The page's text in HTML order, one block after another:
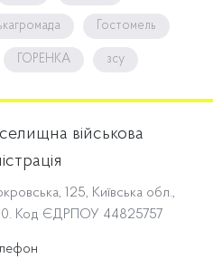
Гостомель
ГОРЕНКА зсу
військова
125, Київська обл.,
Код ЄДРПОУ 44825757